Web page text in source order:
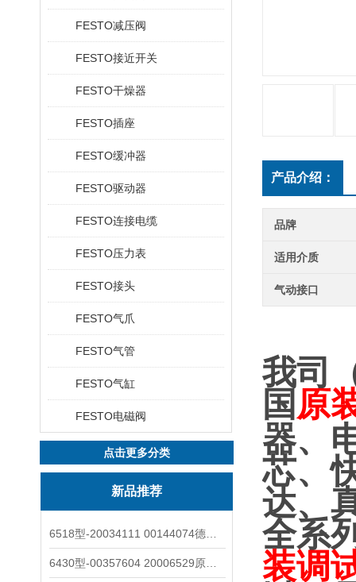
FESTO减压阀
FESTO接近开关
FESTO干燥器
FESTO插座
FESTO缓冲器
FESTO驱动器
FESTO连接电缆
FESTO压力表
FESTO接头
FESTO气爪
FESTO气管
FESTO气缸
FESTO电磁阀
点击更多分类
新品推荐
产品介绍：
品牌
适用介质
气动接口
我司
国 原
器、
芯、
达、
全系
装调